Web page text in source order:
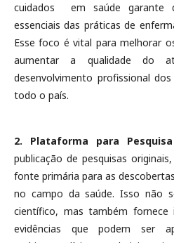
cuidados em saúde garante
essenciais das práticas de
Esse foco é vital para melhorar
aumentar a qualidade do
desenvolvimento profissional
todo o país.
2. Plataforma para
publicação de pesquisas
fonte primária para as
no campo da saúde. Isso não
científico, mas também fornece
evidências que podem ser